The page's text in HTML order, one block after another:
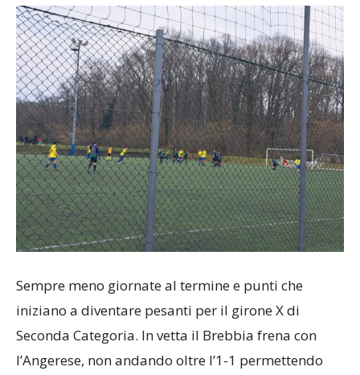
Sempre meno giornate al termine e punti che
iniziano a diventare pesanti per il girone X di
Seconda Categoria. In vetta il Brebbia frena con
l’Angerese, non andando oltre l’1-1 permettendo